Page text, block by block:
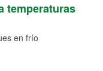
temperaturas
en frío